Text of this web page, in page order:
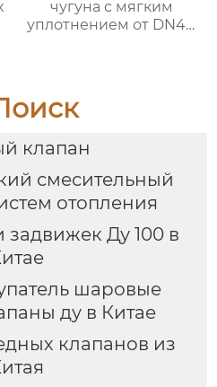
чугуна с мягким
уплотнением от DN40
клапан
смесительный
отопления
Ду 100 в
шаровые
ду в Китае
клапанов из